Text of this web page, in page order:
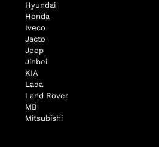
Hyundai
Honda
Iveco
Jacto
Jeep
Jinbei
KIA
Lada
Land Rover
MB
Mitsubishi